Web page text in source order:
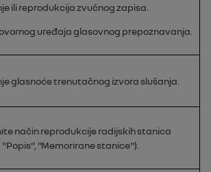
ili reprodukcija zvučnog zapisa.
uređaja glasovnog prepoznavanja.
glasnoće trenutačnog izvora slušanja.
način reprodukcije radijskih stanica
"Popis", "Memorirane stanice").